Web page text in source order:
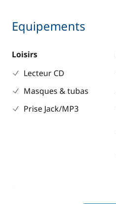
Equipements
Loisirs
Lecteur CD
Masques & tubas
Prise Jack/MP3